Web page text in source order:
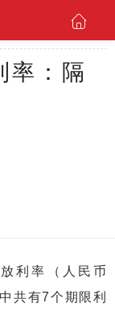
率：隔
利率（人民币
共有7个期限利